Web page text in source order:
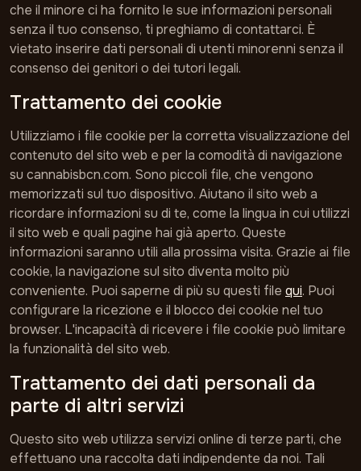
che il minore ci ha fornito le sue informazioni personali
senza il tuo consenso, ti preghiamo di contattarci. È
vietato inserire dati personali di utenti minorenni senza il
consenso dei genitori o dei tutori legali.
Trattamento dei cookie
Utilizziamo i file cookie per la corretta visualizzazione del
contenuto del sito web e per la comodità di navigazione
su cannabisbcn.com. Sono piccoli file, che vengono
memorizzati sul tuo dispositivo. Aiutano il sito web a
ricordare informazioni su di te, come la lingua in cui utilizzi
il sito web e quali pagine hai già aperto. Queste
informazioni saranno utili alla prossima visita. Grazie ai file
cookie, la navigazione sul sito diventa molto più
conveniente. Puoi saperne di più su questi file qui. Puoi
configurare la ricezione e il blocco dei cookie nel tuo
browser. L'incapacità di ricevere i file cookie può limitare
la funzionalità del sito web.
Trattamento dei dati personali da
parte di altri servizi
Questo sito web utilizza servizi online di terze parti, che
effettuano una raccolta dati indipendente da noi. Tali